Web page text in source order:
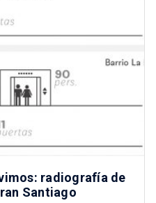
radiografía de
Santiago